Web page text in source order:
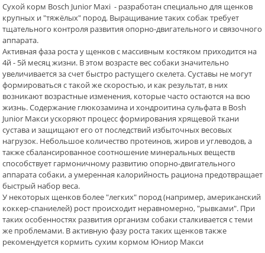
Сухой корм Bosch Junior Maxi - разработан специально для щенков
крупных и "тяжёлых" пород. Выращивание таких собак требует
тщательного контроля развития опорно-двигательного и связочного
аппарата.
Активная фаза роста у щенков с массивным костяком приходится на
4й - 5й месяц жизни. В этом возрасте вес собаки значительно
увеличивается за счет быстро растущего скелета. Суставы не могут
формироваться с такой же скоростью, и как результат, в них
возникают возрастные изменения, которые часто остаются на всю
жизнь. Содержание глюкозамина и хондроитина сульфата в Bosh
Junior Макси ускоряют процесс формирования хрящевой ткани
сустава и защищают его от последствий избыточных весовых
нагрузок. Небольшое количество протеинов, жиров и углеводов, а
также сбалансированное соотношение минеральных веществ
способствует гармоничному развитию опорно-двигательного
аппарата собаки, а умеренная калорийность рациона предотвращает
быстрый набор веса.
У некоторых щенков более "легких" пород (например, американский
коккер-спаниелей) рост происходит неравномерно, "рывками". При
таких особенностях развития организм собаки сталкивается с теми
же проблемами. В активную фазу роста таких щенков также
рекомендуется кормить сухим кормом Юниор Макси